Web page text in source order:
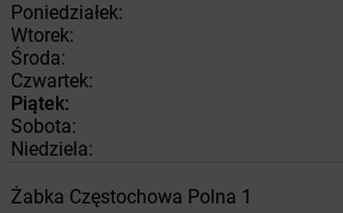
Poniedziałek:
Wtorek:
Środa:
Czwartek:
Piątek:
Sobota:
Niedziela:
Żabka Częstochowa Polna 1